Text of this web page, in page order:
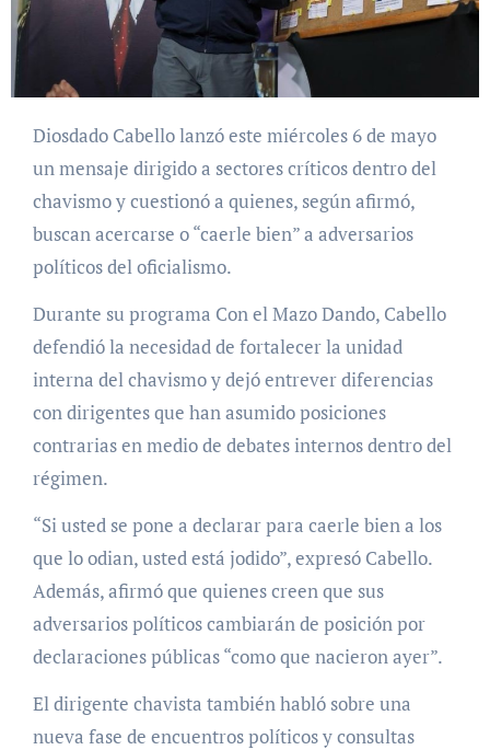
Diosdado Cabello lanzó este miércoles 6 de mayo
un mensaje dirigido a sectores críticos dentro del
chavismo y cuestionó a quienes, según afirmó,
buscan acercarse o “caerle bien” a adversarios
políticos del oficialismo.
Durante su programa Con el Mazo Dando, Cabello
defendió la necesidad de fortalecer la unidad
interna del chavismo y dejó entrever diferencias
con dirigentes que han asumido posiciones
contrarias en medio de debates internos dentro del
régimen.
“Si usted se pone a declarar para caerle bien a los
que lo odian, usted está jodido”, expresó Cabello.
Además, afirmó que quienes creen que sus
adversarios políticos cambiarán de posición por
declaraciones públicas “como que nacieron ayer”.
El dirigente chavista también habló sobre una
nueva fase de encuentros políticos y consultas